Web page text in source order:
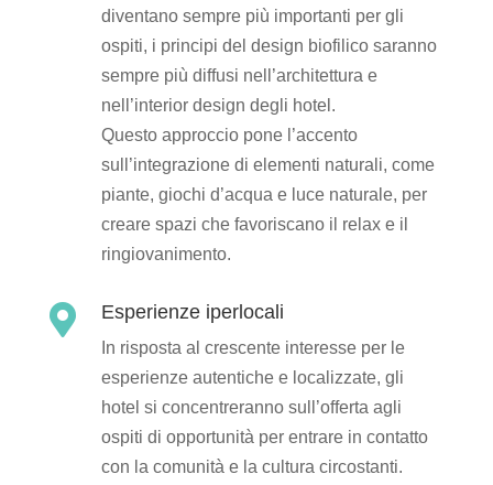
diventano sempre più importanti per gli
ospiti, i principi del design biofilico saranno
sempre più diffusi nell’architettura e
nell’interior design degli hotel.
Questo approccio pone l’accento
sull’integrazione di elementi naturali, come
piante, giochi d’acqua e luce naturale, per
creare spazi che favoriscano il relax e il
ringiovanimento.
 Esperienze iperlocali
In risposta al crescente interesse per le
esperienze autentiche e localizzate, gli
hotel si concentreranno sull’offerta agli
ospiti di opportunità per entrare in contatto
con la comunità e la cultura circostanti.